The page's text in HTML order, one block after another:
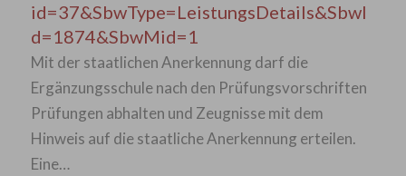
id=37&SbwType=LeistungsDetails&SbwI
d=1874&SbwMid=1
Mit der staatlichen Anerkennung darf die
Ergänzungsschule nach den Prüfungsvorschriften
Prüfungen abhalten und Zeugnisse mit dem
Hinweis auf die staatliche Anerkennung erteilen.
Eine…